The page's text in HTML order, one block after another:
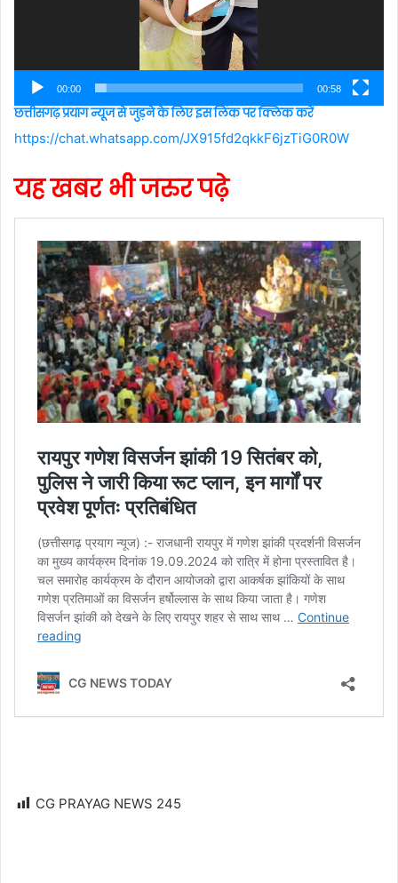
00:00 00:58
छत्तीसगढ़ प्रयाग न्यूज से जुड़ने के लिए इस लिंक पर क्लिक करें
https://chat.whatsapp.com/JX915fd2qkkF6jzTiG0R0W
यह खबर भी जरुर पढ़े
CG PRAYAG NEWS 245